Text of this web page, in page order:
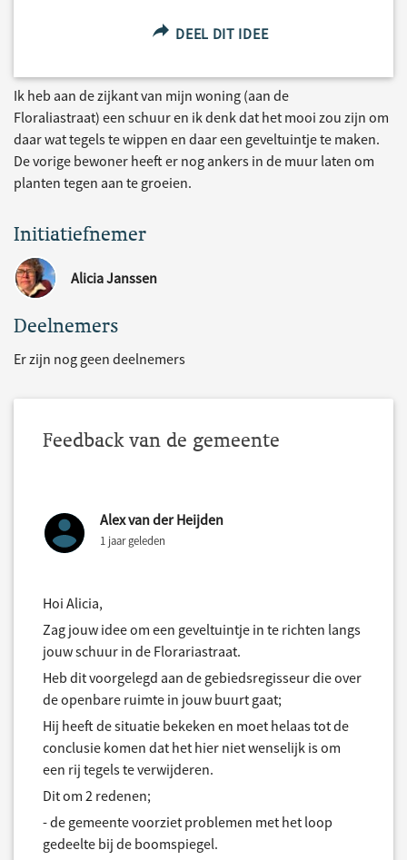
DEEL DIT IDEE
Ik heb aan de zijkant van mijn woning (aan de
Floraliastraat) een schuur en ik denk dat het mooi zou zijn om
daar wat tegels te wippen en daar een geveltuintje te maken.
De vorige bewoner heeft er nog ankers in de muur laten om
planten tegen aan te groeien.
Initiatiefnemer
Alicia Janssen
Deelnemers
Er zijn nog geen deelnemers
Feedback van de gemeente
Alex van der Heijden
1 jaar geleden
Hoi Alicia,
Zag jouw idee om een geveltuintje in te richten langs
jouw schuur in de Florariastraat.
Heb dit voorgelegd aan de gebiedsregisseur die over
de openbare ruimte in jouw buurt gaat;
Hij heeft de situatie bekeken en moet helaas tot de
conclusie komen dat het hier niet wenselijk is om
een rij tegels te verwijderen.
Dit om 2 redenen;
- de gemeente voorziet problemen met het loop
gedeelte bij de boomspiegel.